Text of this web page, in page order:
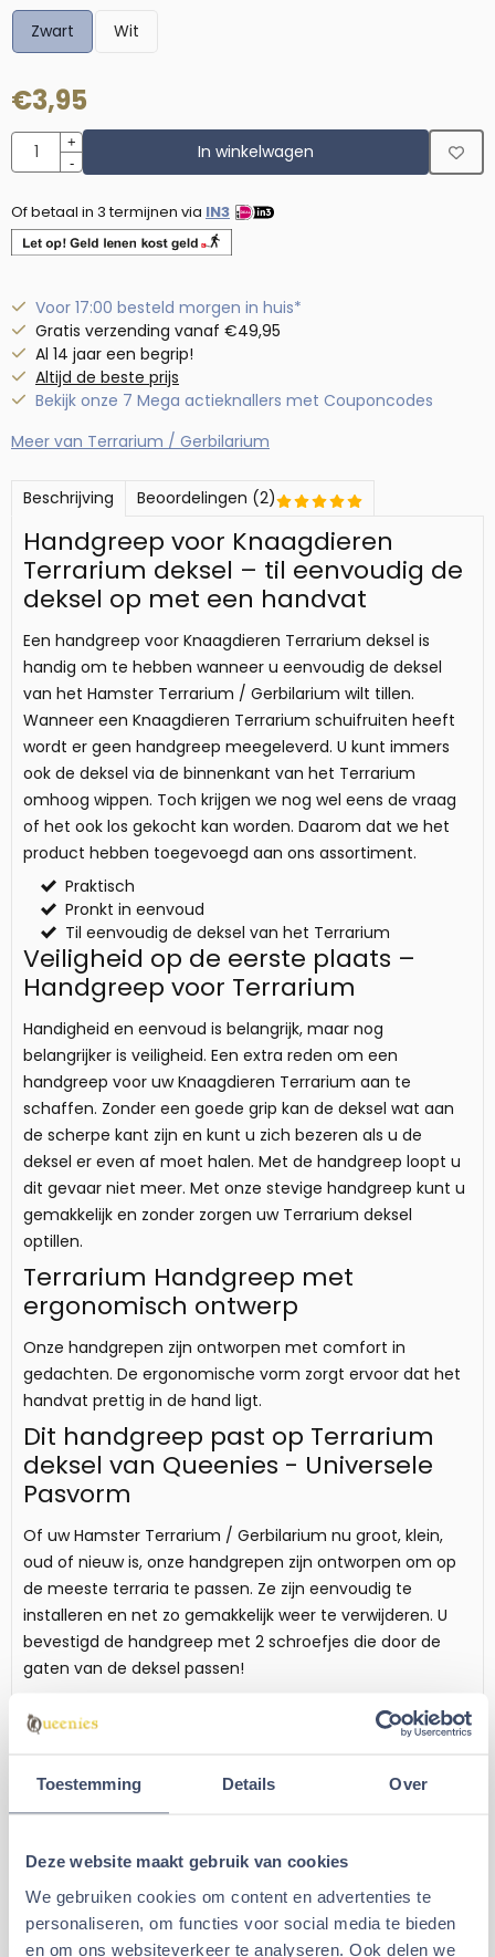
Toestemming Details Over
Deze website maakt gebruik van cookies
We gebruiken cookies om content en advertenties te
personaliseren, om functies voor social media te bieden
en om ons websiteverkeer te analyseren. Ook delen we
Zwart Wit
€3,95
Aantal
+
-
In winkelwagen
Of betaal in 3 termijnen via IN3
Voor 17:00 besteld morgen in huis*
Gratis verzending vanaf €49,95
Al 14 jaar een begrip!
Altijd de beste prijs
Bekijk onze 7 Mega actieknallers met Couponcodes
Meer van Terrarium / Gerbilarium
Beschrijving Beoordelingen (2)
Handgreep voor Knaagdieren
Terrarium deksel – til eenvoudig de
deksel op met een handvat
Een handgreep voor Knaagdieren Terrarium deksel is
handig om te hebben wanneer u eenvoudig de deksel
van het Hamster Terrarium / Gerbilarium wilt tillen.
Wanneer een Knaagdieren Terrarium schuifruiten heeft
wordt er geen handgreep meegeleverd. U kunt immers
ook de deksel via de binnenkant van het Terrarium
omhoog wippen. Toch krijgen we nog wel eens de vraag
of het ook los gekocht kan worden. Daarom dat we het
product hebben toegevoegd aan ons assortiment.
Praktisch
Pronkt in eenvoud
Til eenvoudig de deksel van het Terrarium
Veiligheid op de eerste plaats –
Handgreep voor Terrarium
Handigheid en eenvoud is belangrijk, maar nog
belangrijker is veiligheid. Een extra reden om een ​​
handgreep voor uw Knaagdieren Terrarium aan te
schaffen. Zonder een goede grip kan de deksel wat aan
de scherpe kant zijn en kunt u zich bezeren als u de
deksel er even af moet halen. Met de handgreep loopt u
dit gevaar niet meer. Met onze stevige handgreep kunt u
gemakkelijk en zonder zorgen uw Terrarium deksel
optillen.
Terrarium Handgreep met
ergonomisch ontwerp
Onze handgrepen zijn ontworpen met comfort in
gedachten. De ergonomische vorm zorgt ervoor dat het
handvat prettig in de hand ligt.
Dit handgreep past op Terrarium
deksel van Queenies - Universele
Pasvorm
Of uw Hamster Terrarium / Gerbilarium nu groot, klein,
oud of nieuw is, onze handgrepen zijn ontworpen om op
de meeste terraria te passen. Ze zijn eenvoudig te
installeren en net zo gemakkelijk weer te verwijderen. U
bevestigd de handgreep met 2 schroefjes die door de
gaten van de deksel passen!
Kortom, een handgreep voor uw Knaagdierenterrarium is
meer dan zomaar een accessoire. Het is een investering
ervaring naar een hoger niveau en bestel vandaag nog
uw handgreep bij Gerbil Shop Queenies
deksel
Afmeting
: Volgt nog
Materiaal
: Plastic handgreep